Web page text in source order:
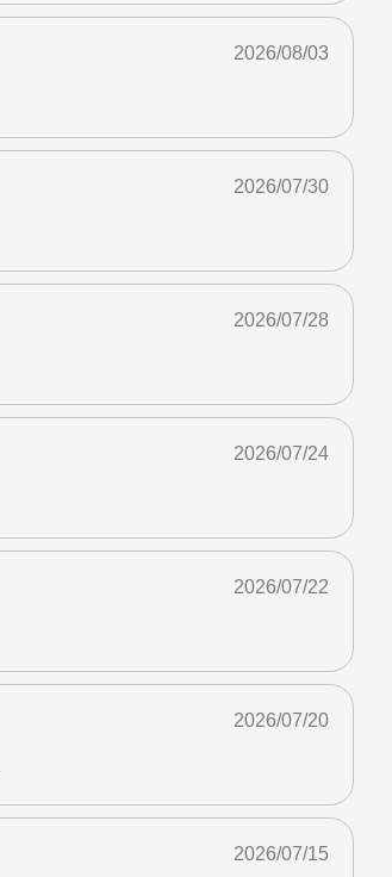
2026/08/03
2026/07/30
2026/07/28
2026/07/24
2026/07/22
2026/07/20
2026/07/15